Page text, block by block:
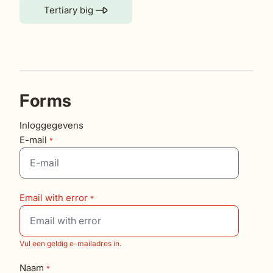
Tertiary big
Forms
Inloggegevens
E-mail
Email with error
Vul een geldig e-mailadres in.
Naam